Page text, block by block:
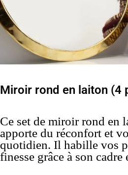
Miroir rond en laiton (4
Ce set de miroir rond en
apporte du réconfort et
quotidien. Il habille vos
finesse grâce à son cadre